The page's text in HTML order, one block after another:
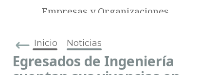
Empresas y Organizaciones
Inicio Noticias
Egresados de Ingeniería